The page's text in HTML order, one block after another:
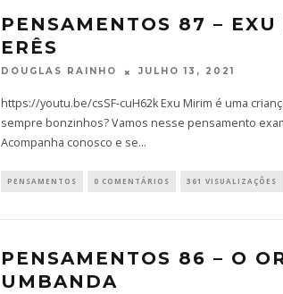
PENSAMENTOS 87 –
ERÊS
DOUGLAS RAINHO JULHO 13, 2021
https://youtu.be/csSF-cuH62k Exu Mirim é uma
sempre bonzinhos? Vamos nesse pensamento
Acompanha conosco e se...
PENSAMENTOS 0 COMENTÁRIOS 361 VISUALIZAÇÕES
PENSAMENTOS 86 – O
UMBANDA